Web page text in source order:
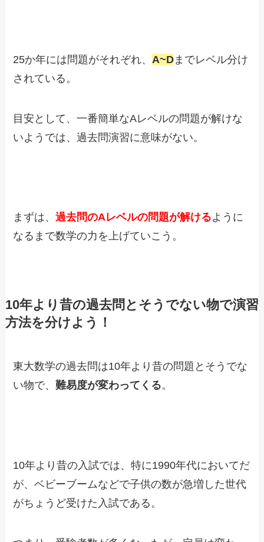
25か年には問題がそれぞれ、 A~D までレベル分け
されている。
目安として、一番簡単なAレベルの問題が解けな
いようでは、過去問演習に意味がない。
まずは、過去問のAレベルの問題が解けるように
なるまで数学の力を上げていこう。
10年より昔の過去問とそうでない物で演習
方法を分けよう！
東大数学の過去問は10年より昔の問題とそうでな
い物で、難易度が変わってくる。
10年より昔の入試では、特に1990年代においてだ
が、ベビーブームなどで子供の数が急増した世代
がちょうど受けた入試である。